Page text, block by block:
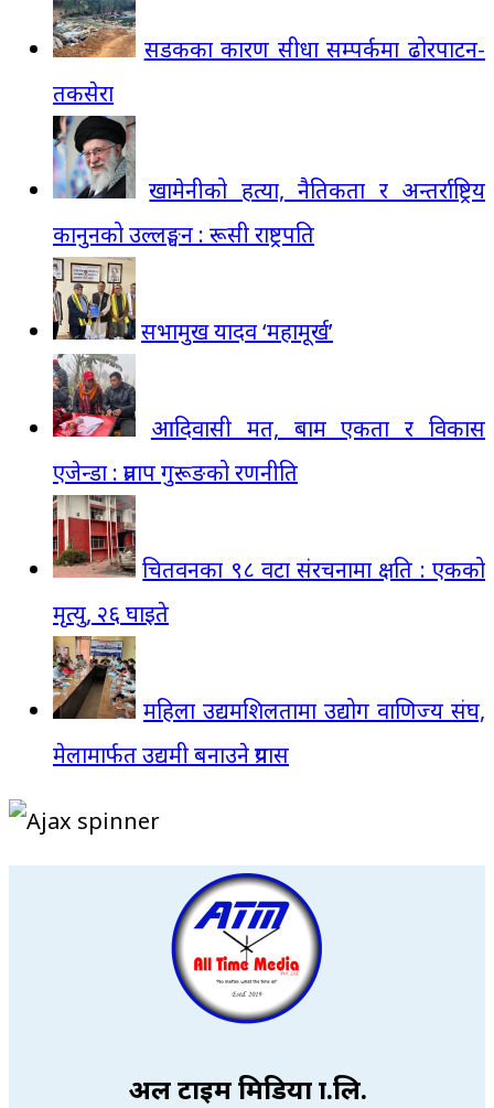
सडकका कारण सीधा सम्पर्कमा ढोरपाटन-
तकसेरा
खामेनीको हत्या, नैतिकता र अन्तर्राष्ट्रिय
कानुनको उल्लङ्घन : रूसी राष्ट्रपति
सभामुख यादव ‘महामूर्ख’
आदिवासी मत, बाम एकता र विकास
एजेन्डा : प्रताप गुरूङको रणनीति
चितवनका ९८ वटा संरचनामा क्षति : एकको
मृत्यु, २६ घाइते
महिला उद्यमशिलतामा उद्योग वाणिज्य संघ,
मेलामार्फत उद्यमी बनाउने प्रयास
अल टाइम मिडिया प्रा.लि.